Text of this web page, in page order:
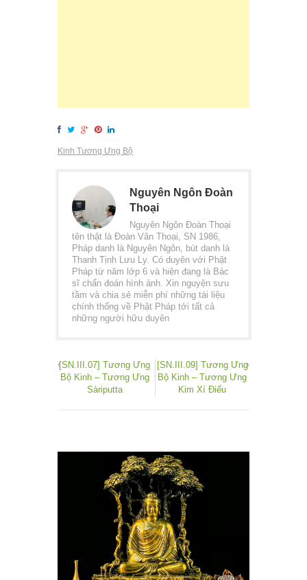
Kinh Tương Ưng Bộ
Nguyên Ngôn Đoàn
Thoại
Nguyên Ngôn Đoàn Thoại
tên thật là Đoàn Văn Thoại, SN 1986,
Pháp danh là Nguyên Ngôn, bút danh là
Thanh Tịnh Lưu Ly. Có duyên với Phật
Pháp từ năm lớp 6 và hiện đang là Bác
sĩ chẩn đoán hình ảnh. Xin nguyện sưu
tầm và chia sẻ miễn phí những tài liệu
chính thống về Phật Pháp tới tất cả
những người hữu duyên
[SN.III.07] Tương Ưng
Bộ Kinh – Tương Ưng
Sàriputta
[SN.III.09] Tương Ưng
Bộ Kinh – Tương Ưng
Kim Xí Điểu